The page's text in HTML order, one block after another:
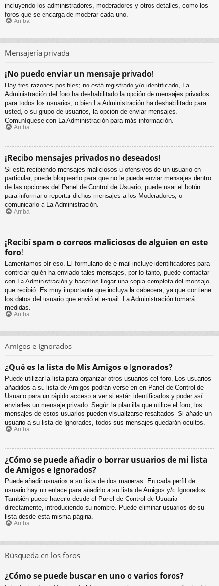
incluyendo los administradores, moderadores y otros detalles, como los
foros que se encarga de moderar cada uno.
Arriba
Mensajería privada
¡No puedo enviar un mensaje privado!
Hay tres razones posibles; no está registrado y/o identificado, La
Administración del foro ha deshabilitado la opción de mensajes privados
para todos los usuarios, o bien La Administración ha deshabilitado para
usted, o su grupo de usuarios, la opción de enviar mensajes.
Comuníquese con La Administración para más información.
Arriba
¡Recibo mensajes privados no deseados!
Si está recibiendo mensajes maliciosos u ofensivos de un usuario en
particular, puede bloquearlo para que no le pueda enviar mensajes dentro
de las opciones del Panel de Control de Usuario, puede usar el botón
para informar o reportar dichos mensajes a los Moderadores, o
comunicarlo a La Administración.
Arriba
¡Recibí spam o correos maliciosos de alguien en este
foro!
Lamentamos oír eso. El formulario de e-mail incluye identificadores para
controlar quién ha enviado tales mensajes, por lo tanto, puede contactar
con La Administración y hacerles llegar una copia completa del mensaje
que recibió. Es muy importante que incluya la cabecera, ya que contiene
los datos del usuario que envió el e-mail. La Administración tomará
medidas.
Arriba
Amigos e Ignorados
¿Qué es la lista de Mis Amigos e Ignorados?
Puede utilizar la lista para organizar otros usuarios del foro. Los usuarios
añadidos a su lista de Amigos podrán verse en en Panel de Control de
Usuario para un rápido acceso a ver si están identificados y poder así
enviarles un mensaje privado. Según la plantilla que utilice el foro, los
mensajes de estos usuarios pueden visualizarse resaltados. Si añade un
usuario a su lista de Ignorados, todos sus mensajes quedarán ocultos.
Arriba
¿Cómo se puede añadir o borrar usuarios de mi lista
de Amigos e Ignorados?
Puede añadir usuarios a su lista de dos maneras. En cada perfil de
usuario hay un enlace para añadirlo a su lista de Amigos y/o Ignorados.
También puede hacerlo desde el Panel de Control de Usuario
directamente, introduciendo su nombre. Puede eliminar usuarios de su
lista desde esta misma página.
Arriba
Búsqueda en los foros
¿Cómo se puede buscar en uno o varios foros?